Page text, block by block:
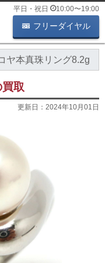
平日・祝日 10:00〜19:00
フリーダイヤル
ヤ本真珠リング8.2g
取
更新日： 2024年10月01日